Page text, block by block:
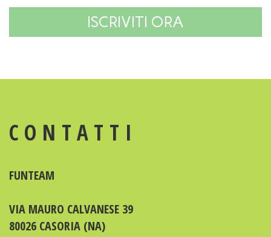
ISCRIVITI ORA
CONTATTI
FUNTEAM
VIA MAURO CALVANESE 39
80026 CASORIA (NA)